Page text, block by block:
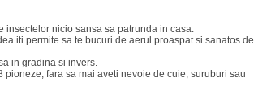
nicio sansa sa patrunda in casa.
iti permite sa te bucuri de aerul proaspat si sanatos de
in gradina si invers.
fara sa mai aveti nevoie de cuie, suruburi sau